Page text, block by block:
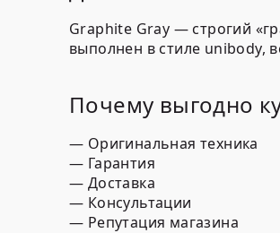
Graphite Gray — строгий
выполнен в стиле unibody,
Почему выгодно
— Оригинальная техника
— Гарантия
— Доставка
— Консультации
— Репутация магазина